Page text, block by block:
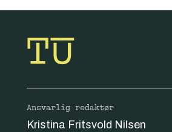
Ansvarlig redaktør
Kristina Fritsvold Nilsen